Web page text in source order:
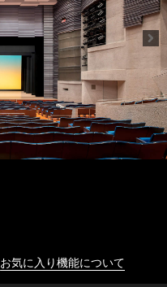
お気に入り機能について